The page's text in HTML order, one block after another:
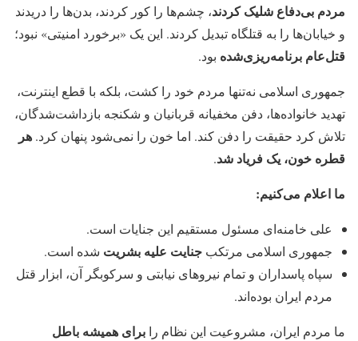
مردم بی‌دفاع شلیک کردند، چشم‌ها را کور کردند، بدن‌ها را دریدند
و خیابان‌ها را به قتلگاه تبدیل کردند. این یک «برخورد امنیتی» نبود؛
قتل‌عام برنامه‌ریزی‌شده بود.
جمهوری اسلامی نه‌تنها مردم خود را کشت، بلکه با قطع اینترنت،
تهدید خانواده‌ها، دفن مخفیانه قربانیان و شکنجه بازداشت‌شدگان،
تلاش کرد حقیقت را دفن کند. اما خون را نمی‌شود پنهان کرد. هر
قطره خون، یک فریاد شد.
ما اعلام می‌کنیم:
علی خامنه‌ای مسئول مستقیم این جنایات است.
جمهوری اسلامی مرتکب جنایت علیه بشریت شده است.
سپاه پاسداران و تمام نیروهای نیابتی و سرکوبگر آن، ابزار قتل
مردم ایران بوده‌اند.
ما مردم ایران، مشروعیت این نظام را برای همیشه باطل